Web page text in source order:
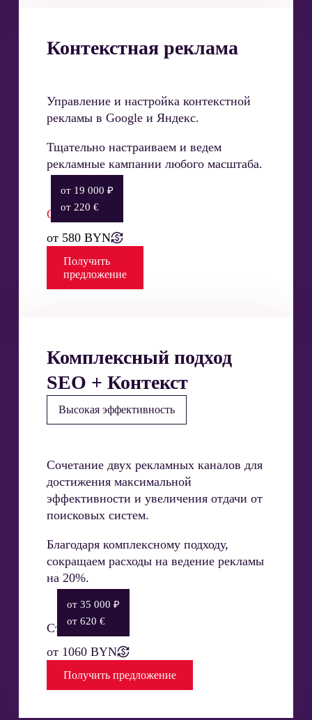
Контекстная реклама
Управление и настройка контекстной
рекламы в Google и Яндекс.
Тщательно настраиваем и ведем
рекламные кампании любого масштаба.
Стоимость:
от 580 BYN
от 19 000 ₽
от 220 €
Получить
предложение
Комплексный подход
SEO + Контекст
Высокая эффективность
Сочетание двух рекламных каналов для
достижения максимальной
эффективности и увеличения отдачи от
поисковых систем.
Благодаря комплексному подходу,
сокращаем расходы на ведение рекламы
на 20%.
Стоимость:
от 1060 BYN
от 35 000 ₽
от 620 €
Получитьпредложение